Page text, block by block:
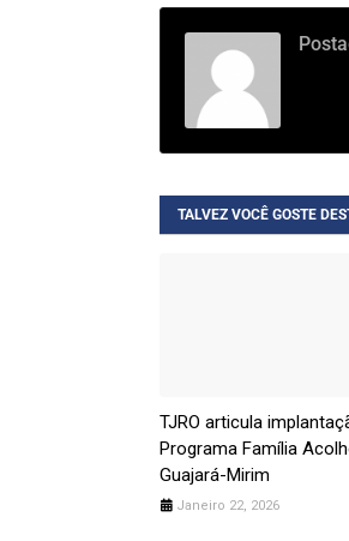
TALVEZ VOCÊ GOSTE
TJRO articula
Programa Família
Guajará-Mirim
Janeiro 22, 2026